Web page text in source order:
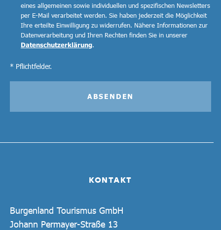
KONTAKT
Burgenland Tourismus GmbH
Johann Permayer-Straße 13
eines allgemeinen sowie individuellen und spezifischen Newsletters
per E-Mail verarbeitet werden. Sie haben jederzeit die Möglichkeit
Ihre erteilte Einwilligung zu widerrufen. Nähere Informationen zur
Datenverarbeitung und Ihren Rechten finden Sie in unserer
Datenschutzerklärung.
* Pflichtfelder.
ABSENDEN